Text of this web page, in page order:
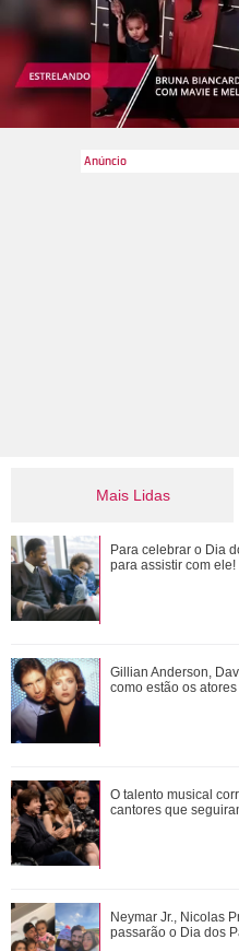
Mais Lidas
Zé Felipe manda
pede segredo: - Dá
Amigos e familiares
cantora no dia em
Preta Gil, Rita Lee,
cinzas dos famosos
Confira filmes em
Para celebrar o Dia
para assistir com ele!
Gillian Anderson,
como estão os
O talento musical
cantores que
Neymar Jr., Nicolas
passarão o Dia dos